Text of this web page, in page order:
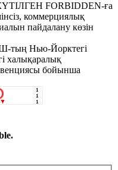
FORBIDDEN-ға
коммерциялық
пайдалану көзін
тың Нью-Йорктегі
халықаралық
бойынша